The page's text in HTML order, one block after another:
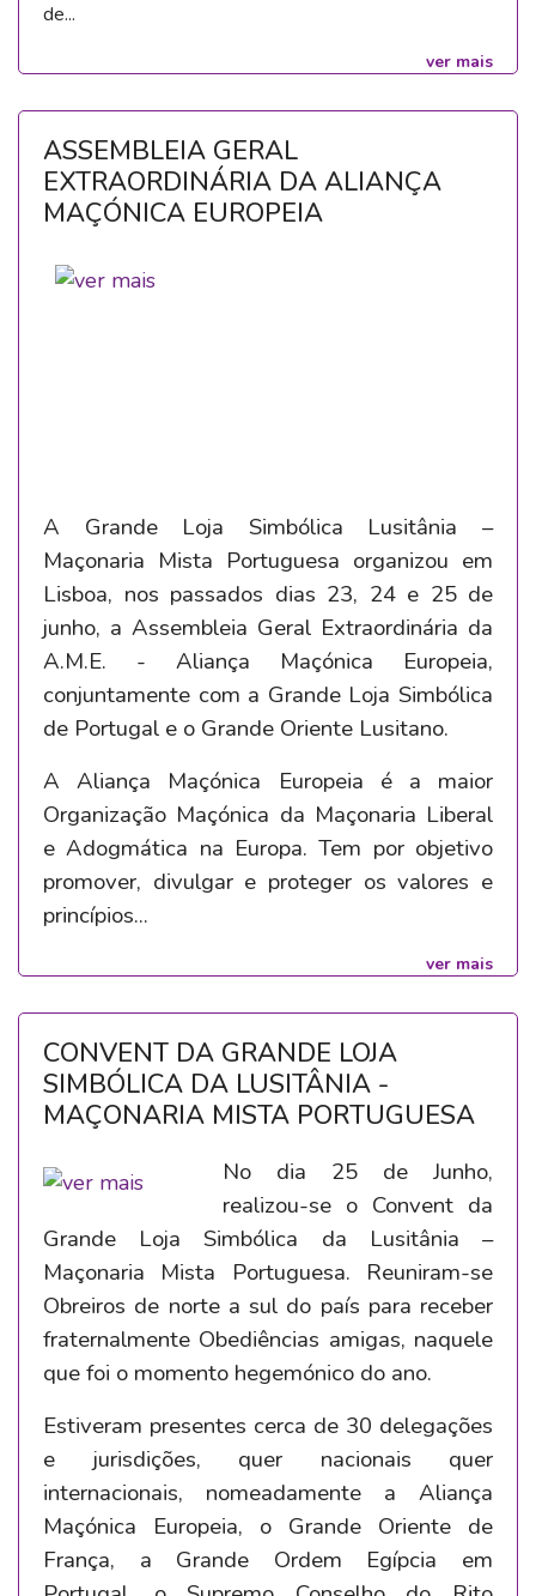
de...
ver mais
ASSEMBLEIA GERAL
EXTRAORDINÁRIA DA ALIANÇA
MAÇÓNICA EUROPEIA
A Grande Loja Simbólica Lusitânia –
Maçonaria Mista Portuguesa organizou em
Lisboa, nos passados dias 23, 24 e 25 de
junho, a Assembleia Geral Extraordinária da
A.M.E. - Aliança Maçónica Europeia,
conjuntamente com a Grande Loja Simbólica
de Portugal e o Grande Oriente Lusitano.
A Aliança Maçónica Europeia é a maior
Organização Maçónica da Maçonaria Liberal
e Adogmática na Europa. Tem por objetivo
promover, divulgar e proteger os valores e
princípios...
ver mais
CONVENT DA GRANDE LOJA
SIMBÓLICA DA LUSITÂNIA -
MAÇONARIA MISTA PORTUGUESA
No dia 25 de Junho,
realizou-se o Convent da
Grande Loja Simbólica da Lusitânia –
Maçonaria Mista Portuguesa. Reuniram-se
Obreiros de norte a sul do país para receber
fraternalmente Obediências amigas, naquele
que foi o momento hegemónico do ano.
Estiveram presentes cerca de 30 delegações
e jurisdições, quer nacionais quer
internacionais, nomeadamente a Aliança
Maçónica Europeia, o Grande Oriente de
França, a Grande Ordem Egípcia em